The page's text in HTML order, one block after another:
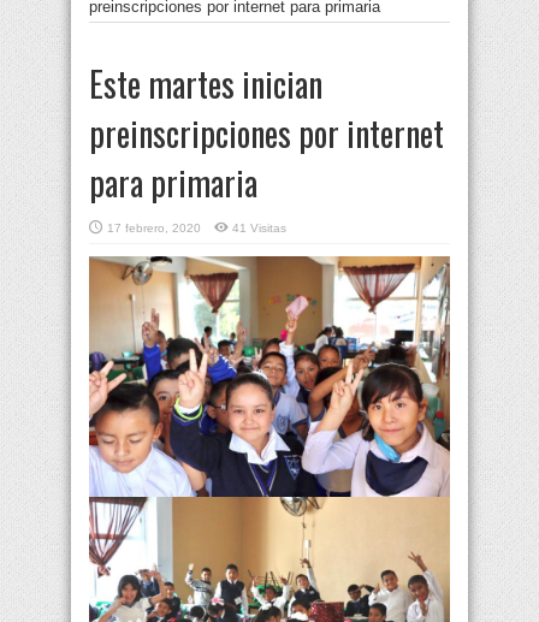
preinscripciones por internet para primaria
Este martes inician
preinscripciones por internet
para primaria
17 febrero, 2020 41 Visitas